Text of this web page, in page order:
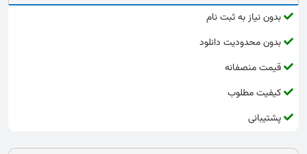
بدون نیاز به ثبت نام
بدون محدودیت دانلود
قیمت منصفانه
کیفیت مطلوب
پشتیبانی